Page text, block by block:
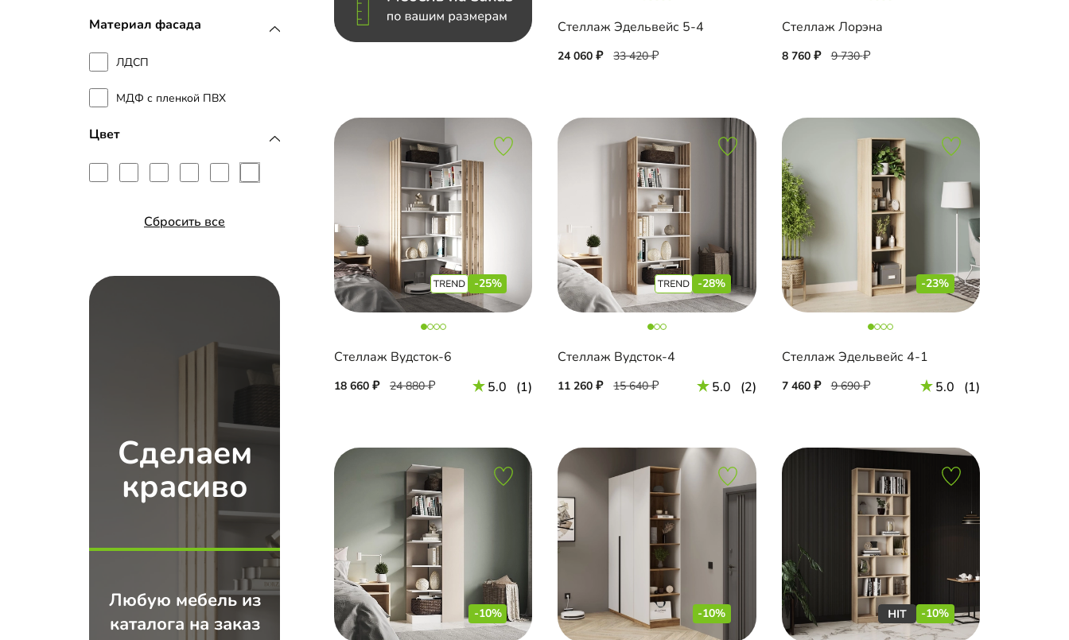
Материал фасада
ЛДСП
МДФ с пленкой ПВХ
Цвет
Сбросить все
Сделаем
красиво
Любую мебель из
каталога на заказ
Стеллаж Эдельвейс 5-4
24 060 33 420
Стеллаж Лорэна
8 760 9 730
-25%
Стеллаж Вудсток-6
18 660 24 880 5.0 (1)
-28%
Стеллаж Вудсток-4
11 260 15 640 5.0 (2)
-23%
Стеллаж Эдельвейс 4-1
7 460 9 690 5.0 (1)
-10% -10% -10%